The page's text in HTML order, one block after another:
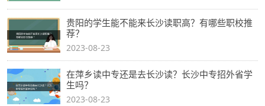
贵阳的学生能不能来长沙读职高？有哪些职校推
荐？
2023-08-23
在萍乡读中专还是去长沙读？长沙中专招外省学
生吗？
2023-08-23